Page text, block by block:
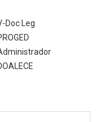
Doc Leg